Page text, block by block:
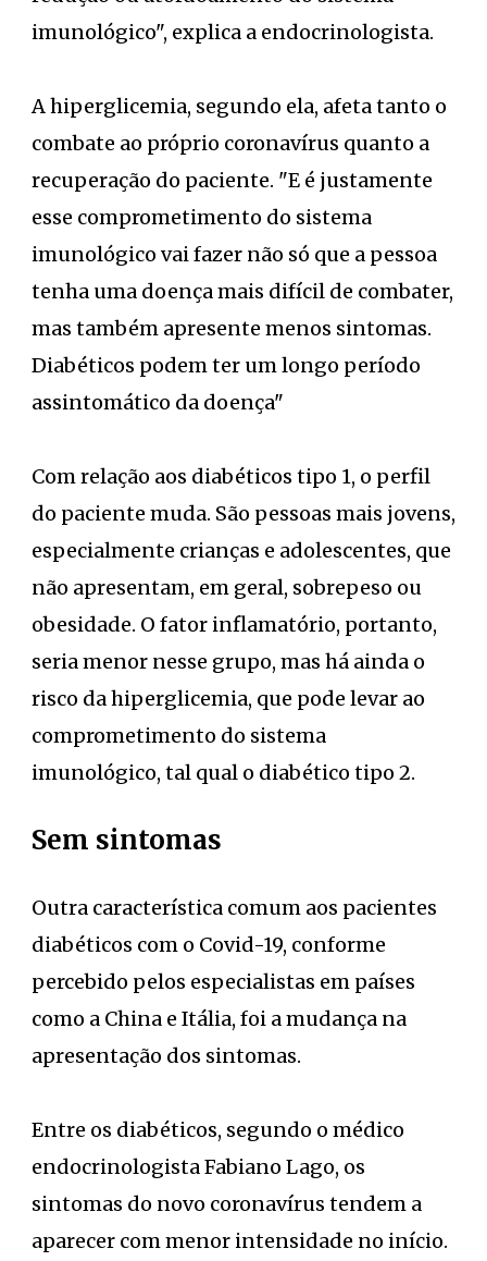
imunológico", explica a endocrinologista.
A hiperglicemia, segundo ela, afeta tanto o
combate ao próprio coronavírus quanto a
recuperação do paciente. "E é justamente
esse comprometimento do sistema
imunológico vai fazer não só que a pessoa
tenha uma doença mais difícil de combater,
mas também apresente menos sintomas.
Diabéticos podem ter um longo período
assintomático da doença"
Com relação aos diabéticos tipo 1, o perfil
do paciente muda. São pessoas mais jovens,
especialmente crianças e adolescentes, que
não apresentam, em geral, sobrepeso ou
obesidade. O fator inflamatório, portanto,
seria menor nesse grupo, mas há ainda o
risco da hiperglicemia, que pode levar ao
comprometimento do sistema
imunológico, tal qual o diabético tipo 2.
Sem sintomas
Outra característica comum aos pacientes
diabéticos com o Covid-19, conforme
percebido pelos especialistas em países
como a China e Itália, foi a mudança na
apresentação dos sintomas.
Entre os diabéticos, segundo o médico
endocrinologista Fabiano Lago, os
sintomas do novo coronavírus tendem a
aparecer com menor intensidade no início.